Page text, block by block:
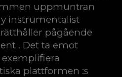
uppmuntran
instrumentalist
pågående
. Det ta emot
plattformen :s